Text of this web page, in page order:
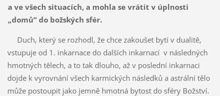
a ve všech situacích, a mohla se vrátit v úplnosti
„domů“ do božských sfér.
Duch, který se rozhodl, že chce zakoušet bytí v dualitě,
vstupuje od 1. inkarnace do dalších inkarnací v následných
hmotných tělech, a to tak dlouho, až v poslední inkarnaci
dojde k vyrovnání všech karmických následků a astrální tělo
může postoupit jako jemně hmotná bytost do sféry Božství.